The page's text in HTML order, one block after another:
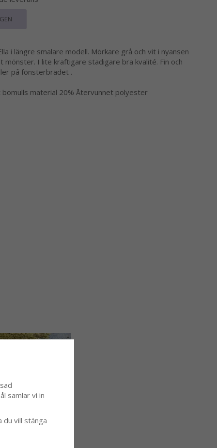
i längre smalare modell. Mörkare grå och vit i nyansen
mönster. I lite kraftigare stadigare bra kvalité. Fin och
på fönsterbrädet .
material 20% Återvunnet polyester
samlar vi in
du vill stänga